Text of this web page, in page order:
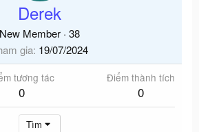
Derek
New Member · 38
gia 19/07/2024
tương tác
0
Điểm thành tích
0
Tìm